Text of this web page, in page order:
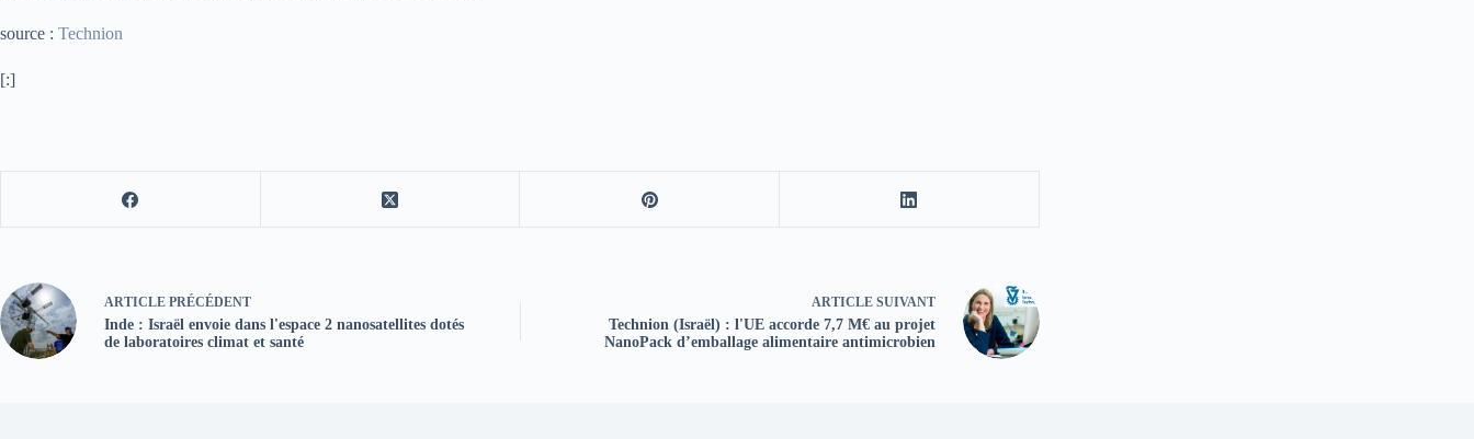
source : Technion
[:]
ARTICLE PRÉCÉDENT
Inde : Israël envoie dans l'espace 2 nanosatellites dotés
de laboratoires climat et santé
ARTICLESUIVANT
Technion (Israël) : l'UE accorde 7,7 M€ au projet
NanoPack d’emballage alimentaire antimicrobien